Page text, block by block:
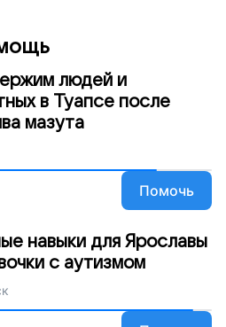
людей и
в Туапсе после
мазута
Помочь
навыки для Ярославы
с аутизмом